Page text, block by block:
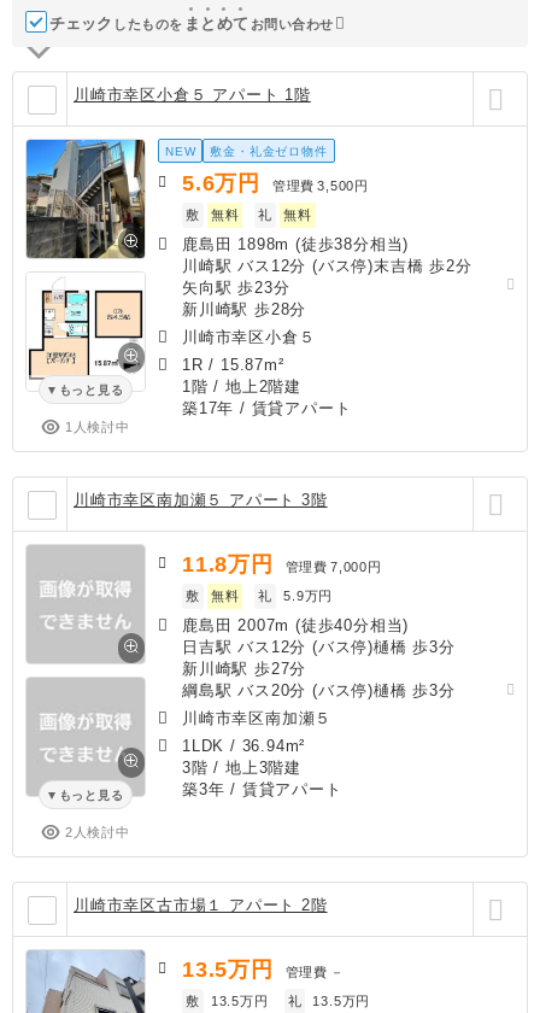
チェック したものを ま と めて お問い合わせ
川崎市幸区小倉５ アパート 1階
もっと見る
1人検討中
NEW 敷金・礼金ゼロ物件
5.6万円 管理費 3,500円
敷
無料 礼 無料
鹿島田 1898m (徒歩38分相当)
川崎駅 バス12分 (バス停)末吉橋 歩2分
矢向駅 歩23分
新川崎駅 歩28分
川崎市幸区小倉５
1R / 15.87m²
1階 / 地上2階建
築17年 / 賃貸アパート
川崎市幸区南加瀬５ アパート 3階
もっと見る
2人検討中
11.8万円 管理費 7,000円
敷
無料 礼 5.9万円
鹿島田 2007m (徒歩40分相当)
日吉駅 バス12分 (バス停)樋橋 歩3分
新川崎駅 歩27分
綱島駅 バス20分 (バス停)樋橋 歩3分
川崎市幸区南加瀬５
1LDK / 36.94m²
3階 / 地上3階建
築3年 / 賃貸アパート
川崎市幸区古市場１ アパート 2階
13.5万円 管理費 －
敷
13.5万円 礼 13.5万円